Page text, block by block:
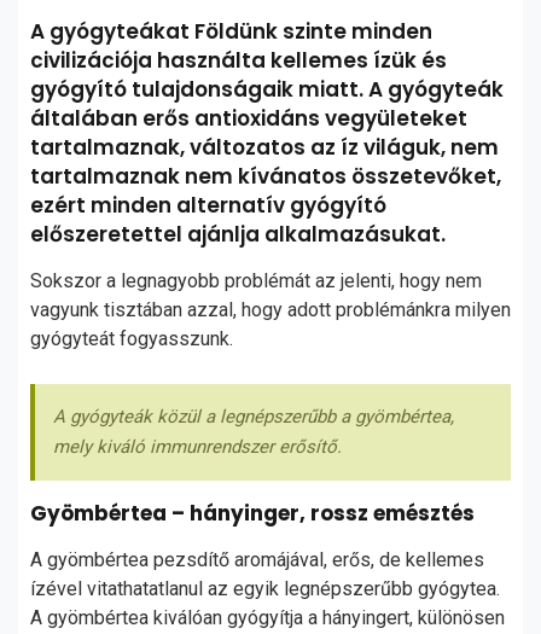
A gyógyteákat Földünk szinte minden
civilizációja használta kellemes ízük és
gyógyító tulajdonságaik miatt. A gyógyteák
általában erős antioxidáns vegyületeket
tartalmaznak, változatos az íz világuk, nem
tartalmaznak nem kívánatos összetevőket,
ezért minden alternatív gyógyító
előszeretettel ajánlja alkalmazásukat.
Sokszor a legnagyobb problémát az jelenti, hogy nem
vagyunk tisztában azzal, hogy adott problémánkra milyen
gyógyteát fogyasszunk.
A gyógyteák közül a legnépszerűbb a gyömbértea,
mely kiváló immunrendszer erősítő.
Gyömbértea – hányinger, rossz emésztés
A gyömbértea pezsdítő aromájával, erős, de kellemes
ízével vitathatatlanul az egyik legnépszerűbb gyógytea.
A gyömbértea kiválóan gyógyítja a hányingert, különösen